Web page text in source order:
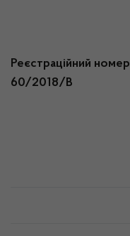
Реєстраційний
60/2018/В